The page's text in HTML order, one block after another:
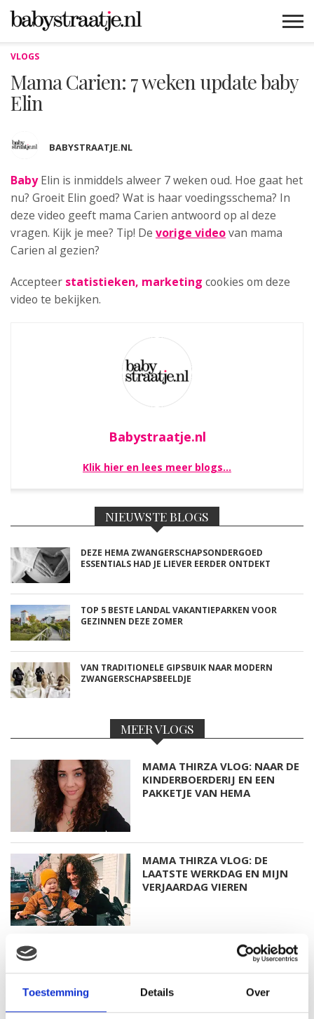
Toestemming Details Over
VLOGS
Mama Carien: 7 weken update baby
Elin
BABYSTRAATJE.NL
BabyElin is inmiddels alweer 7 weken oud. Hoe gaat het
nu? Groeit Elin goed? Wat is haar voedingsschema? In
deze video geeft mama Carien antwoord op al deze
vragen. Kijk je mee? Tip! De vorige videovan mama
Carien al gezien?
Accepteer statistieken, marketing cookies om deze
video te bekijken.
Babystraatje.nl
Klik hier en lees meer blogs…
NIEUWSTE BLOGS
DEZE HEMA ZWANGERSCHAPSONDERGOED
ESSENTIALS HAD JE LIEVER EERDER ONTDEKT
TOP 5 BESTE LANDAL VAKANTIEPARKEN VOOR
GEZINNEN DEZE ZOMER
VAN TRADITIONELE GIPSBUIK NAAR MODERN
ZWANGERSCHAPSBEELDJE
MEER VLOGS
MAMA THIRZA VLOG: NAAR DE
KINDERBOERDERIJ EN EEN
PAKKETJE VAN HEMA
MAMA THIRZA VLOG: DE
LAATSTE WERKDAG EN MIJN
VERJAARDAG VIEREN
MAMA THIRZA VLOG: HET IS
FEEST, WANT REBEL IS JARIG!